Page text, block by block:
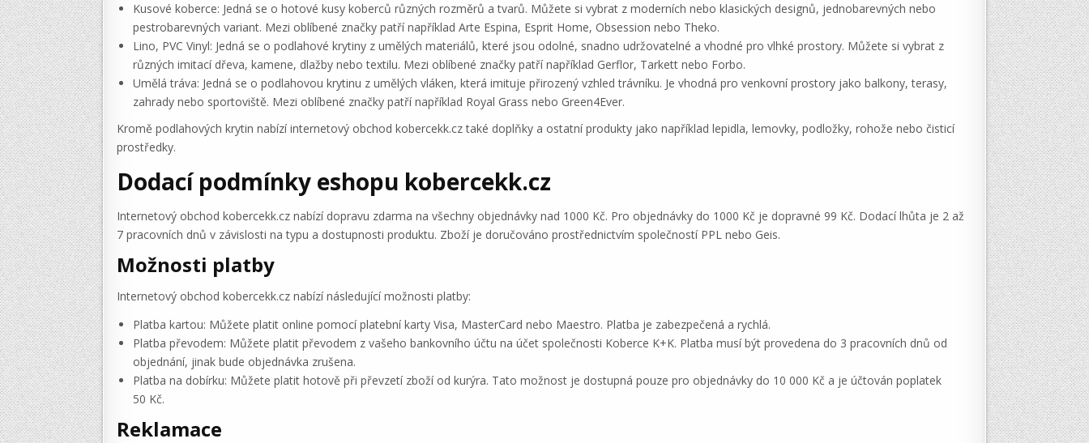
Kusové koberce: Jedná se o hotové kusy koberců různých rozměrů a tvarů. Můžete si vybrat z moderních nebo klasických designů, jednobarevných nebo
pestrobarevných variant. Mezi oblíbené značky patří například Arte Espina, Esprit Home, Obsession nebo Theko.
Lino, PVC Vinyl: Jedná se o podlahové krytiny z umělých materiálů, které jsou odolné, snadno udržovatelné a vhodné pro vlhké prostory. Můžete si vybrat z
různých imitací dřeva, kamene, dlažby nebo textilu. Mezi oblíbené značky patří například Gerflor, Tarkett nebo Forbo.
Umělá tráva: Jedná se o podlahovou krytinu z umělých vláken, která imituje přirozený vzhled trávníku. Je vhodná pro venkovní prostory jako balkony, terasy,
zahrady nebo sportoviště. Mezi oblíbené značky patří například Royal Grass nebo Green4Ever.
Kromě podlahových krytin nabízí internetový obchod kobercekk.cz také doplňky a ostatní produkty jako například lepidla, lemovky, podložky, rohože nebo čisticí
prostředky.
Dodací podmínky eshopu kobercekk.cz
Internetový obchod kobercekk.cz nabízí dopravu zdarma na všechny objednávky nad 1000 Kč. Pro objednávky do 1000 Kč je dopravné 99 Kč. Dodací lhůta je 2 až
7 pracovních dnů v závislosti na typu a dostupnosti produktu. Zboží je doručováno prostřednictvím společností PPL nebo Geis.
Možnosti platby
Internetový obchod kobercekk.cz nabízí následující možnosti platby:
Platba kartou: Můžete platit online pomocí platební karty Visa, MasterCard nebo Maestro. Platba je zabezpečená a rychlá.
Platba převodem: Můžete platit převodem z vašeho bankovního účtu na účet společnosti Koberce K+K. Platba musí být provedena do 3 pracovních dnů od
objednání, jinak bude objednávka zrušena.
Platba na dobírku: Můžete platit hotově při převzetí zboží od kurýra. Tato možnost je dostupná pouze pro objednávky do 10 000 Kč a je účtován poplatek
50 Kč.
Reklamace